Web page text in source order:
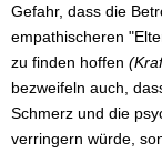
Gefahr, dass die
empathischeren
zu finden hoffen
bezweifeln auch,
Schmerz und die
verringern würde,